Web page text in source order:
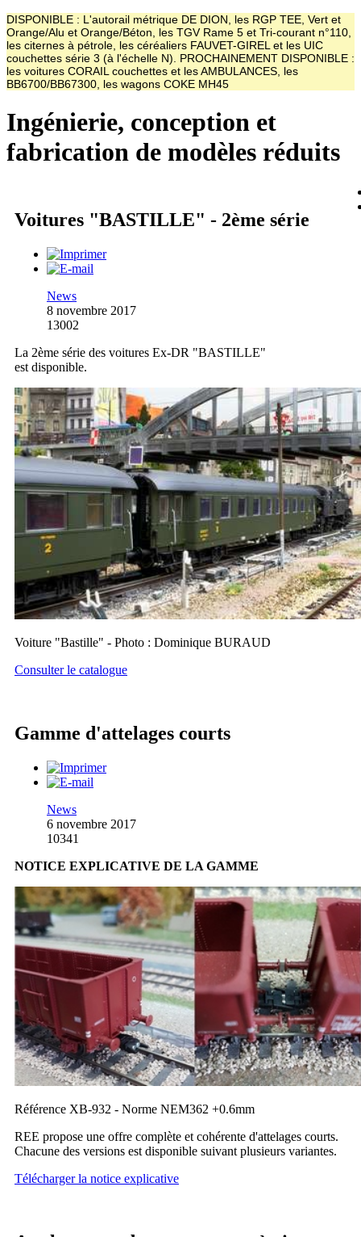
DISPONIBLE : L'autorail métrique DE DION, les RGP TEE, Vert et
Orange/Alu et Orange/Béton, les TGV Rame 5 et Tri-courant n°110,
les citernes à pétrole, les céréaliers FAUVET-GIREL et les UIC
couchettes série 3 (à l'échelle N). PROCHAINEMENT DISPONIBLE :
les voitures CORAIL couchettes et les AMBULANCES, les
BB6700/BB67300, les wagons COKE MH45
Ingénierie, conception et
fabrication de modèles réduits
Voitures "BASTILLE" - 2ème série
News
8 novembre 2017
13002
La 2ème série des voitures Ex-DR "BASTILLE"
est disponible.
Voiture "Bastille" - Photo : Dominique BURAUD
Consulter le catalogue
Gamme d'attelages courts
News
6 novembre 2017
10341
NOTICE EXPLICATIVE DE LA GAMME
Référence XB-932 - Norme NEM362 +0.6mm
REE propose une offre complète et cohérente d'attelages courts.
Chacune des versions est disponible suivant plusieurs variantes.
Télécharger la notice explicative